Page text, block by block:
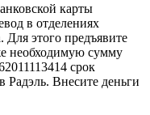
карты
в отделениях
Для этого предъявите
необходимую сумму
срок
Радэль. Внесите деньги